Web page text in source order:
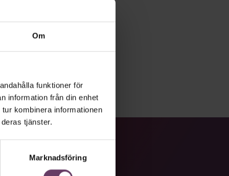
Om
funktioner för
information från din enhet
kombinera informationen
tjänster.
Marknadsföring